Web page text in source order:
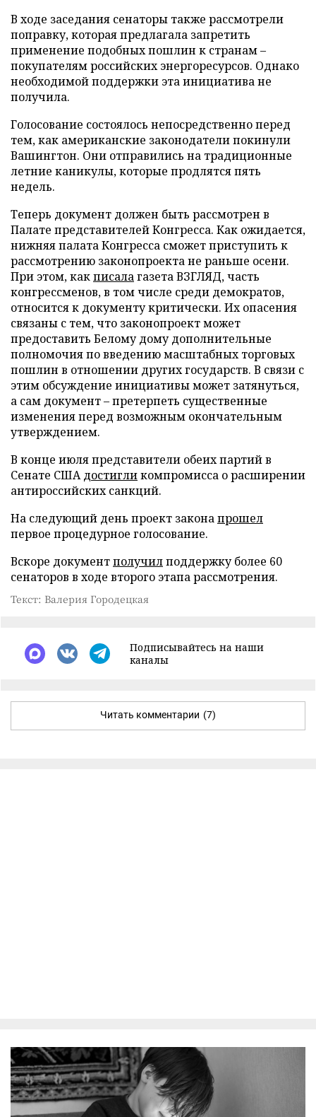
В ходе заседания сенаторы также рассмотрели
поправку, которая предлагала запретить
применение подобных пошлин к странам –
покупателям российских энергоресурсов. Однако
необходимой поддержки эта инициатива не
получила.
Голосование состоялось непосредственно перед
тем, как американские законодатели покинули
Вашингтон. Они отправились на традиционные
летние каникулы, которые продлятся пять
недель.
Теперь документ должен быть рассмотрен в
Палате представителей Конгресса. Как ожидается,
нижняя палата Конгресса сможет приступить к
рассмотрению законопроекта не раньше осени.
При этом, какписалагазета ВЗГЛЯД, часть
конгрессменов, в том числе среди демократов,
относится к документу критически. Их опасения
связаны с тем, что законопроект может
предоставить Белому дому дополнительные
полномочия по введению масштабных торговых
пошлин в отношении других государств. В связи с
этим обсуждение инициативы может затянуться,
а сам документ – претерпеть существенные
изменения перед возможным окончательным
утверждением.
В конце июля представители обеих партий в
Сенате СШАдостигликомпромисса о расширении
антироссийских санкций.
На следующий день проект законапрошел
первое процедурное голосование.
Вскоре документполучилподдержку более 60
сенаторов в ходе второго этапа рассмотрения.
Текст: Валерия Городецкая
Подписывайтесь на наши
каналы
Читать комментарии (7)